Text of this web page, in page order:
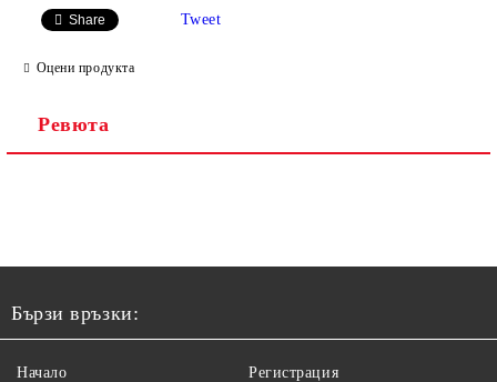
Share Tweet
Оцени продукта
Ревюта
Бързи връзки:
Начало Регистрация